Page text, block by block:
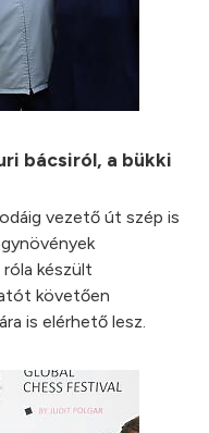
bácsiról, a bükki
vezető út szép is
készült
követően
is elérhető lesz.